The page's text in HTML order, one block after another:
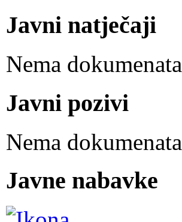
Javni natječaji
Nema dokumenata
Javni pozivi
Nema dokumenata
Javne nabavke